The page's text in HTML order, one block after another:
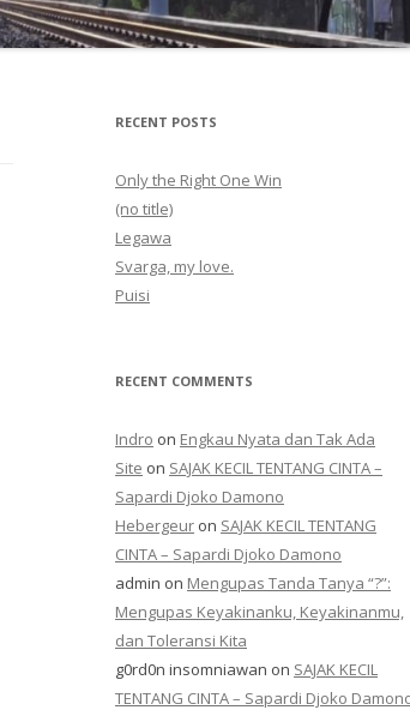
RECENT POSTS
Only the Right One Win
(no title)
Legawa
Svarga, my love.
Puisi
RECENT COMMENTS
Indro on Engkau Nyata dan Tak Ada
Site on SAJAK KECIL TENTANG CINTA –
Sapardi Djoko Damono
Hebergeur on SAJAK KECIL TENTANG
CINTA – Sapardi Djoko Damono
admin on Mengupas Tanda Tanya “?”:
Mengupas Keyakinanku, Keyakinanmu,
dan Toleransi Kita
g0rd0n insomniawan on SAJAK KECIL
TENTANG CINTA – Sapardi Djoko